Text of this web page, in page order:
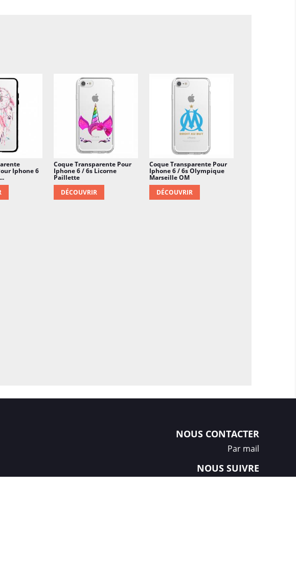
votre création personnalisée. Cokitec s'occupe du reste! Pour
un max, n’oubliez pas de commander votre film de protection !
Iphone 6
Coque Transparente Pour
Iphone 6 / 6s Licorne
Paillette
DÉCOUVRIR
Coque Transparente Pour
Iphone 6 / 6s Olympique
Marseille OM
DÉCOUVRIR
NOUS CONTACTER
Par mail
NOUS SUIVRE